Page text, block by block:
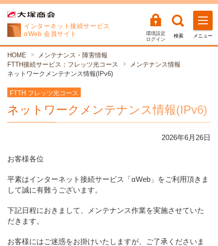
インターネット接続サービス
αWeb 会員サイト
環境設定
ログイン
検索 メニュー
HOME
メンテナンス・障害情報
FTTH接続サービス：フレッツ光コース
メンテナンス情報
ネットワークメンテナンス情報(IPv6)
FTTH フレッツ光コース
ネットワークメンテナンス情報(IPv6)
2026年6月 26日
お客様各位
平素はインターネット接続サービス「αWeb」をご利用頂きま
して誠に有難うございます。
下記日程におきまして、メンテナンス作業を実施させていた
だきます。
お客様にはご迷惑をお掛けいたしますが、ご了承くださいま